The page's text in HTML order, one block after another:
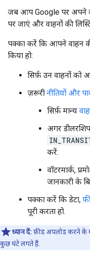
जब आप Google पर अपने
पर जाएं और वाहनों की
पक्का करें कि आपने वाहन की
किया हो:
सिर्फ़ उन वाहनों को
ज़रूरी नीतियों और
सिर्फ़ मान्य
अगर
करें.
वॉटरमार्क,
जानकारी के
पक्का करें कि डेटा,
पूरी करता हो.
ध्यान दें: फ़ीड अपलोड करने के
कुछ घंटे लगते हैं.